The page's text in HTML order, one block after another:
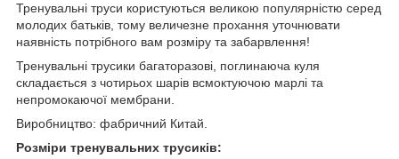
Тренувальні труси користуються великою популярністю серед
молодих батьків, тому величезне прохання уточнювати
наявність потрібного вам розміру та забарвлення!
Тренувальні трусики багаторазові, поглинаюча куля
складається з чотирьох шарів всмоктуючою марлі та
непромокаючої мембрани.
Виробництво: фабричний Китай.
Розміри тренувальних трусиків: